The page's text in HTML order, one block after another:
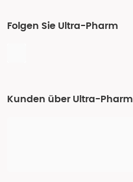
Folgen Sie Ultra-Pharm
Kunden über Ultra-Pharm